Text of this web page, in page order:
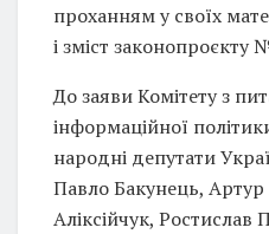
проханням у своїх
і зміст законопроєкту
До заяви Комітету з
інформаційної
народні депутати
Павло Бакунець,
Аліксійчук, Ростислав